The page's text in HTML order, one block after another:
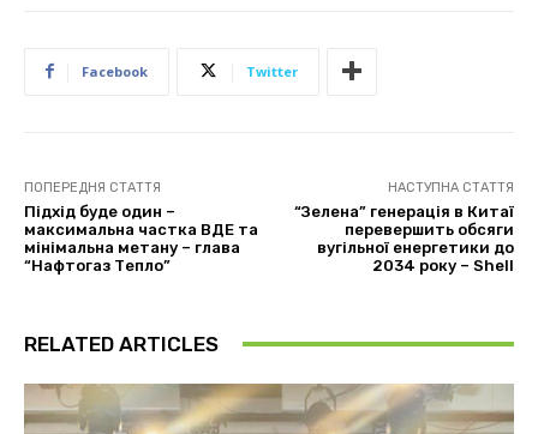
Facebook Twitter
ПОПЕРЕДНЯ СТАТТЯ
Підхід буде один –
максимальна частка ВДЕ та
мінімальна метану – глава
“Нафтогаз Тепло”
НАСТУПНА СТАТТЯ
“Зелена” генерація в Китаї
перевершить обсяги
вугільної енергетики до
2034 року – Shell
RELATED ARTICLES